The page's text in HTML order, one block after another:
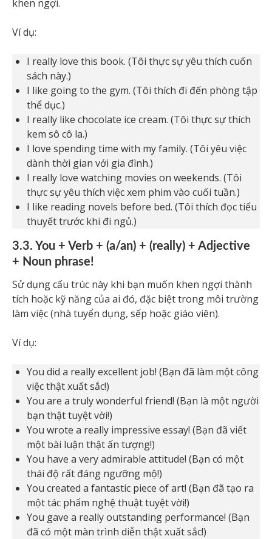
khen ngợi.
Ví dụ:
I really love this book. (Tôi thực sự yêu thích cuốn
sách này.)
I like going to the gym. (Tôi thích đi đến phòng tập
thể dục.)
I really like chocolate ice cream. (Tôi thực sự thích
kem sô cô la.)
I love spending time with my family. (Tôi yêu việc
dành thời gian với gia đình.)
I really love watching movies on weekends. (Tôi
thực sự yêu thích việc xem phim vào cuối tuần.)
I like reading novels before bed. (Tôi thích đọc tiểu
thuyết trước khi đi ngủ.)
3.3. You + Verb + (a/an) + (really) + Adjective
+ Noun phrase!
Sử dụng cấu trúc này khi bạn muốn khen ngợi thành
tích hoặc kỹ năng của ai đó, đặc biệt trong môi trường
làm việc (nhà tuyển dụng, sếp hoặc giáo viên).
Ví dụ:
You did a really excellent job! (Bạn đã làm một công
việc thật xuất sắc!)
You are a truly wonderful friend! (Bạn là một người
bạn thật tuyệt vời!)
You wrote a really impressive essay! (Bạn đã viết
một bài luận thật ấn tượng!)
You have a very admirable attitude! (Bạn có một
thái độ rất đáng ngưỡng mộ!)
You created a fantastic piece of art! (Bạn đã tạo ra
một tác phẩm nghệ thuật tuyệt vời!)
You gave a really outstanding performance! (Bạn
đã có một màn trình diễn thật xuất sắc!)